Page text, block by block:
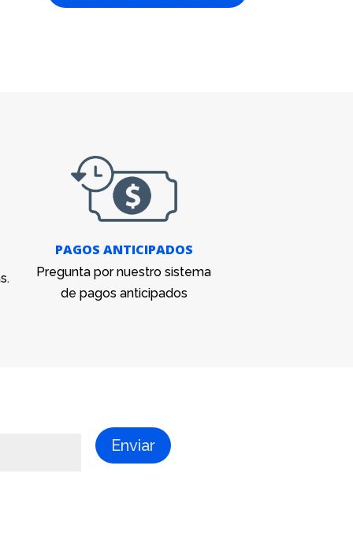
PAGOS ANTICIPADOS
Pregunta por nuestro sistema
de pagos anticipados
Enviar